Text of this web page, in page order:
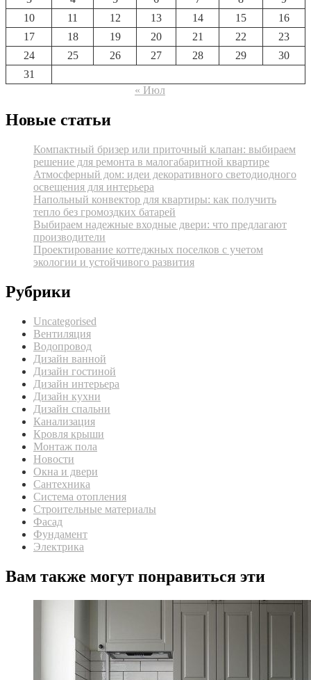
10
11 12 13 14 15
16
17
18 19 20 21 22
23
24
25 26 27 28 29
30
31
« Июл
Новые статьи
Компактный бризер или приточный клапан: выбираем
решение для ремонта в малогабаритной квартире
Атмосферный дом: идеи декоративного светодиодного
освещения для интерьера
Напольный конвектор для квартиры: как получить
тепло без громоздких батарей
Выбираем надежные входные двери: что предлагают
производители
Проектирование коттеджных поселков с учетом
экологии и устойчивого развития
Рубрики
Uncategorised
Вентиляция
Водопровод
Дизайн ванной
Дизайн гостиной
Дизайн интерьера
Дизайн кухни
Дизайн спальни
Канализация
Кровля крыши
Монтаж пола
Новости
Окна и двери
Сантехника
Система отопления
Строительные материалы
Фасад
Фундамент
Электрика
Вам также могут понравиться эти